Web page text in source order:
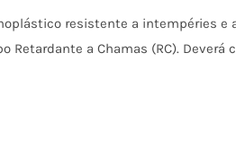
resistente a intempéries e
Retardante a Chamas (RC). Deverá